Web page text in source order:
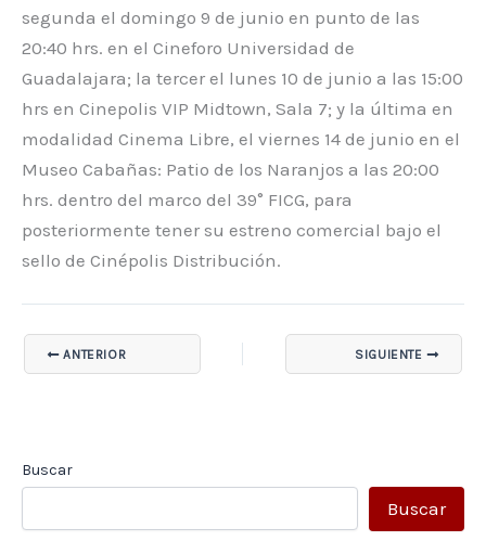
segunda el domingo 9 de junio en punto de las
20:40 hrs. en el Cineforo Universidad de
Guadalajara; la tercer el lunes 10 de junio a las 15:00
hrs en Cinepolis VIP Midtown, Sala 7; y la última en
modalidad Cinema Libre, el viernes 14 de junio en el
Museo Cabañas: Patio de los Naranjos a las 20:00
hrs. dentro del marco del 39° FICG, para
posteriormente tener su estreno comercial bajo el
sello de Cinépolis Distribución.
ANTERIOR SIGUIENTE
Buscar
Buscar